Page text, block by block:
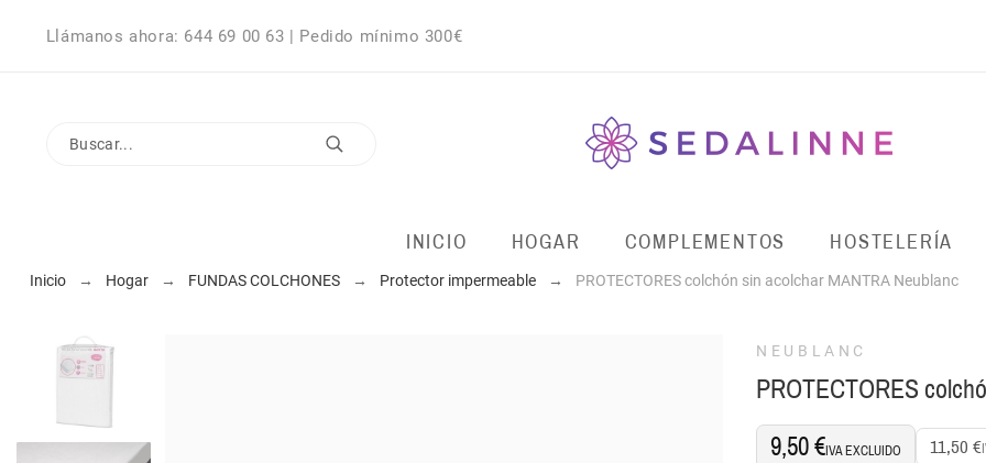
Llámanos ahora: 644 69 00 63 | Pedido mínimo 300€
INICIO HOGAR COMPLEMENTOS HOSTELERÍA
Inicio Hogar FUNDAS COLCHONES Protector impermeable PROTECTORES colchón sin acolchar MANTRA Neublanc
NEUBLANC
PROTECTORES
9,50 € IVA EXCLUIDO 11,50 €